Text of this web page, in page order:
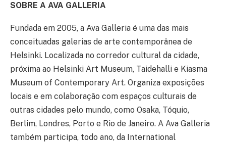
SOBRE A AVA GALLERIA
Fundada em 2005, a Ava Galleria é uma das mais
conceituadas galerias de arte contemporânea de
Helsinki. Localizada no corredor cultural da cidade,
próxima ao Helsinki Art Museum, Taidehalli e Kiasma
Museum of Contemporary Art. Organiza exposições
locais e em colaboração com espaços culturais de
outras cidades pelo mundo, como Osaka, Tóquio,
Berlim, Londres, Porto e Rio de Janeiro. A Ava Galleria
também participa, todo ano, da International